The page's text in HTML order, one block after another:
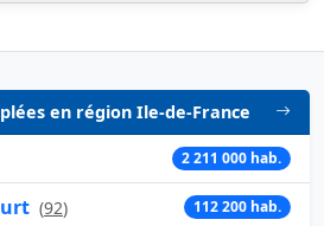
en région Ile-de-France
2 211 000 hab.
(92) 112 200 hab.